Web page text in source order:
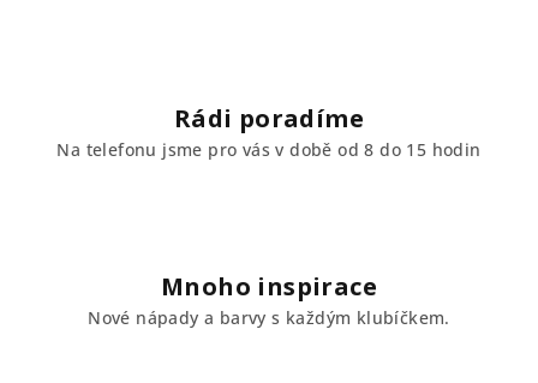
Rádi poradíme
Na telefonu jsme pro vás v době od 8 do 15 hodin
Mnoho inspirace
Nové nápady a barvy s každým klubíčkem.